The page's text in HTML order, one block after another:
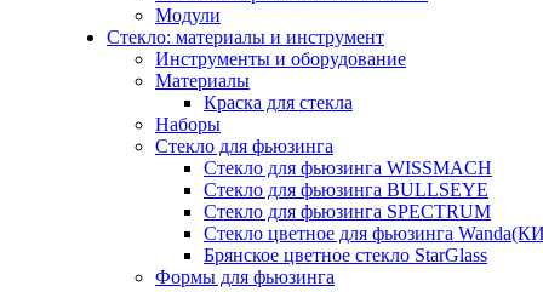
Модули
Стекло: материалы и инструмент
Инструменты и оборудование
Материалы
Краска для стекла
Наборы
Стекло для фьюзинга
Стекло для фьюзинга WISSMACH
Стекло для фьюзинга BULLSEYE
Стекло для фьюзинга SPECTRUM
Стекло цветное для фьюзинга
Брянское цветное стекло StarGlass
Формы для фьюзинга